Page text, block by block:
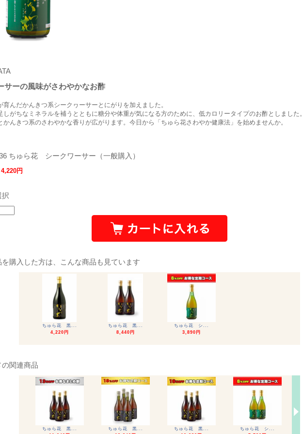
サーの風味がさわやかなお酢
育んだかんきつ系シークヮーサーとにがりを加えました。
しがちなミネラルを補うとともに糖分や体重が気になる方のために、低カロリータイプのお酢としました。
かんきつ系のさわやかな香りが広がります。今日から「ちゅら花さわやか健康法」を始めませんか。
ちゅら花 シークワーサー（一般購入）
4,220円
択
を購入した方は、こんな商品も見ています
ちゅら花 黒...
4,220円
ちゅら花 黒...
8,440円
ちゅら花 シ...
3,890円
の関連商品
ちゅら花 黒...
ちゅら花 黒...
ちゅら花 黒...
ちゅら花 シ...